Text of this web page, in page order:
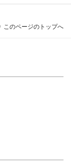
このページのトップへ